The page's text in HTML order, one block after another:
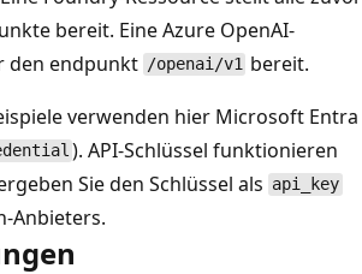
bereit. Eine Azure OpenAI-
den endpunkt /openai/v1 bereit.
verwenden hier Microsoft Entra
). API-Schlüssel funktionieren
Sie den Schlüssel als api_key
Anbieters.